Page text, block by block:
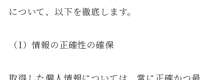
について、以下を徹底します。
（1）情報の正確性の確保
取得した個人情報については、常に正確かつ最